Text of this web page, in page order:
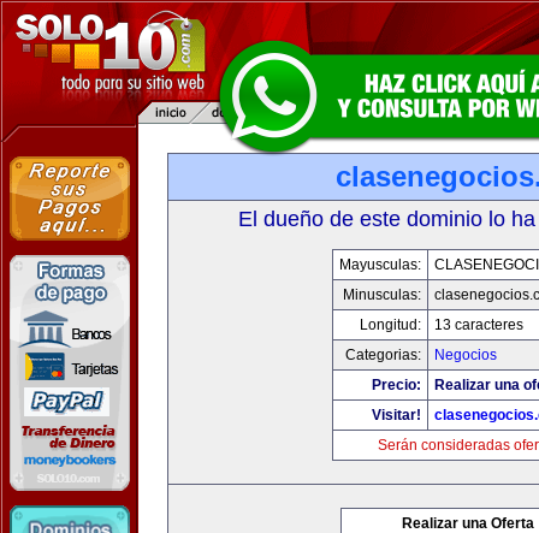
El dueño de este dominio lo
Mayusculas:
Minusculas:
Longitud:
13 caracteres
Categorias:
Negocios
Precio:
Realizar una
Visitar!
Serán consideradas
Realizar una Oferta